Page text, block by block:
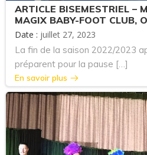
ARTICLE BISEMESTRIEL –
MAGIX BABY-FOOT CLUB,
Date : juillet 27, 2023
La fin de la saison 2022/2023
préparent pour la pause […]
En savoir plus